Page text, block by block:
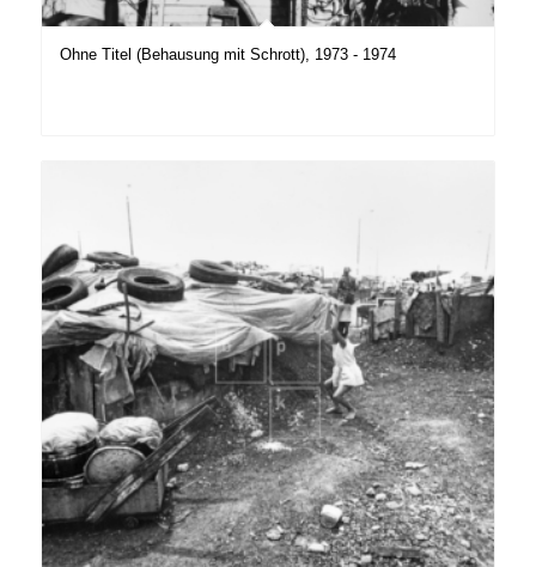
Ohne Titel (Behausung mit Schrott), 1973 - 1974